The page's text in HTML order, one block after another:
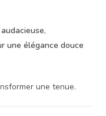
,
une élégance douce
une tenue.